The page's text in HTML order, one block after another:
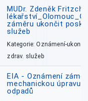
MUDr. Zdeněk
záměru ukončit
služeb
Kategorie: Oznámení-
zdrav. služeb
EIA - Oznámení
mechanickou úpravu
odpadů